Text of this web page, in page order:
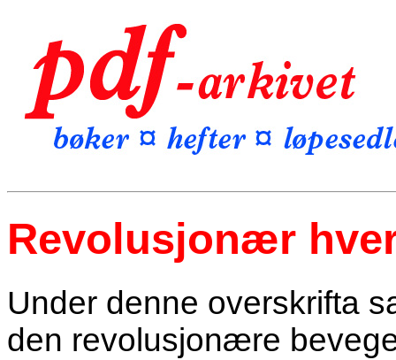
Revolusjonær
Under denne overskrifta
den revolusjonære